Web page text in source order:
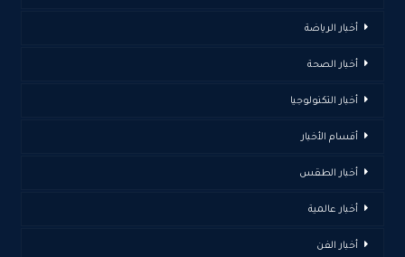
أخبار الرياضة
أخبار الصحة
أخبار التكنولوجيا
أقسام الأخبار
أخبار الطقس
أخبار عالمية
أخبار الفن